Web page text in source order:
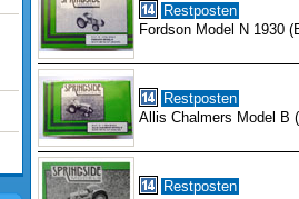
Restposten
Fordson Model N 1930
Restposten
Allis Chalmers Model B
Restposten